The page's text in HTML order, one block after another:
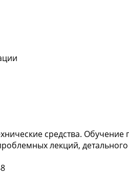
средства. Обучение
лекций,